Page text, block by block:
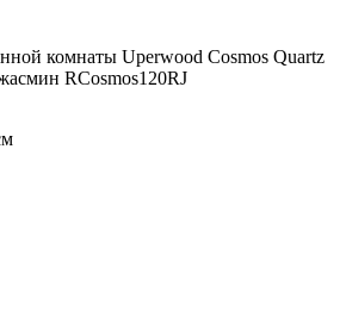
комнаты Uperwood Cosmos Quartz
RCosmos120RJ